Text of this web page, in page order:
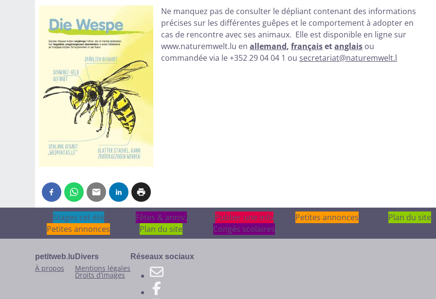
Ne manquez pas de consulter le dépliant contenant des informations
précises sur les différentes guêpes et le comportement à adopter en
cas de rencontre avec ses animaux. Elle est disponible en ligne sur
www.naturemwelt.lu enallemand,françaisetanglais ou
commandée via le +352 29 04 04 1 ou secretariat@naturemwelt.l
Stages cet été
Stages cet été Fêtes & anniv.
Fêtes & anniv. Publier une info
Publier une info
Petites annonces
Petites annonces
Plan du site
Plan du site
Congés scolaires
petitweb.lu
À propos
Divers
Mentions légales
Droits d’images
Réseaux sociaux